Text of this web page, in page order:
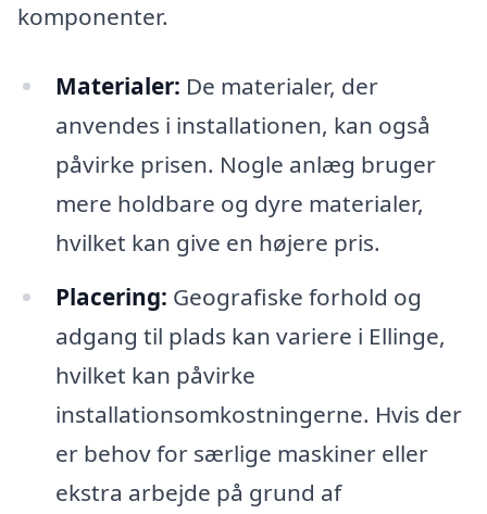
komponenter.
Materialer: De materialer, der
anvendes i installationen, kan også
påvirke prisen. Nogle anlæg bruger
mere holdbare og dyre materialer,
hvilket kan give en højere pris.
Placering: Geografiske forhold og
adgang til plads kan variere i Ellinge,
hvilket kan påvirke
installationsomkostningerne. Hvis der
er behov for særlige maskiner eller
ekstra arbejde på grund af